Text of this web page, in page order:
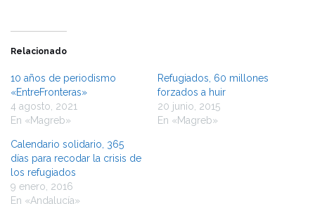
Relacionado
10 años de periodismo
«EntreFronteras»
4 agosto, 2021
En «Magreb»
Refugiados, 60 millones
forzados a huir
20 junio, 2015
En «Magreb»
Calendario solidario, 365
días para recodar la crisis de
los refugiados
9 enero, 2016
En «Andalucía»